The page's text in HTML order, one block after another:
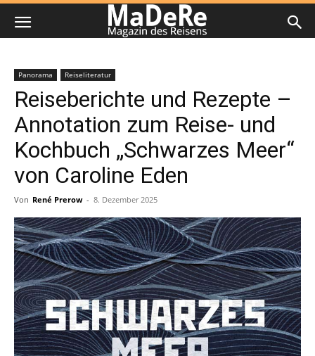
Panorama Reiseliteratur
Reiseberichte und Rezepte –
Annotation zum Reise- und
Kochbuch „Schwarzes Meer“
von Caroline Eden
Von René Prerow - 8. Dezember 2025